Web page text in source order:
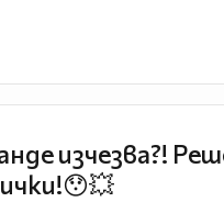
изчезва?!